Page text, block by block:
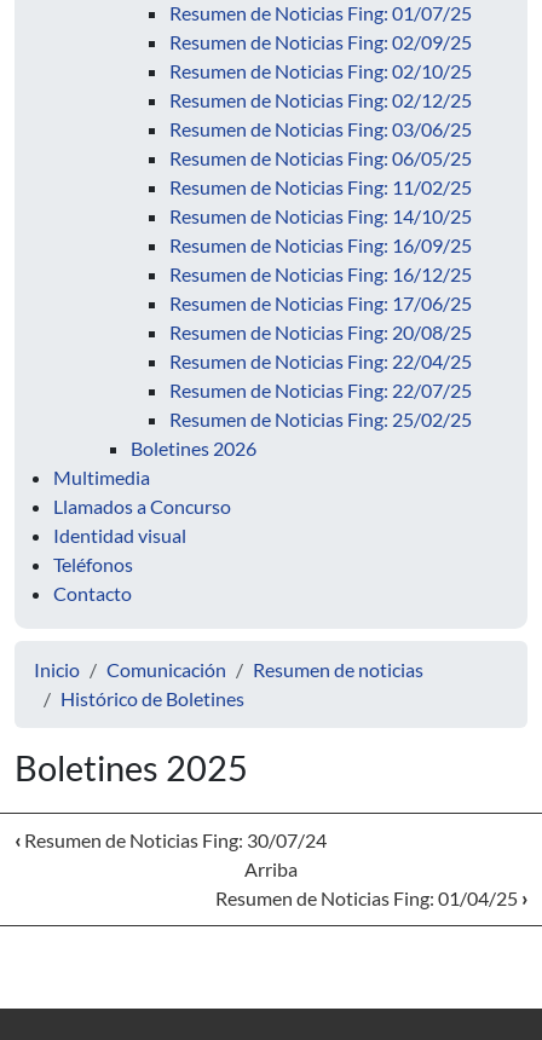
Resumen de Noticias Fing: 01/07/25
Resumen de Noticias Fing: 02/09/25
Resumen de Noticias Fing: 02/10/25
Resumen de Noticias Fing: 02/12/25
Resumen de Noticias Fing: 03/06/25
Resumen de Noticias Fing: 06/05/25
Resumen de Noticias Fing: 11/02/25
Resumen de Noticias Fing: 14/10/25
Resumen de Noticias Fing: 16/09/25
Resumen de Noticias Fing: 16/12/25
Resumen de Noticias Fing: 17/06/25
Resumen de Noticias Fing: 20/08/25
Resumen de Noticias Fing: 22/04/25
Resumen de Noticias Fing: 22/07/25
Resumen de Noticias Fing: 25/02/25
Boletines 2026
Multimedia
Llamados a Concurso
Identidad visual
Teléfonos
Contacto
Inicio Comunicación
Resumen de noticias
Histórico de Boletines
Boletines 2025
‹ Resumen de Noticias Fing: 30/07/24
Arriba
Resumen de Noticias Fing: 01/04/25 ›